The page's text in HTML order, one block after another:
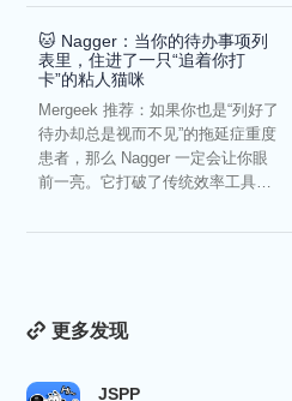
🐱 Nagger：当你的待办事项列
表里，住进了一只“追着你打
卡”的粘人猫咪
Mergeek 推荐：如果你也是“列好了
待办却总是视而不见”的拖延症重度
患者，那么 Nagger 一定会让你眼
前一亮。它打破了传统效率工具冰
更多发现
JSPP